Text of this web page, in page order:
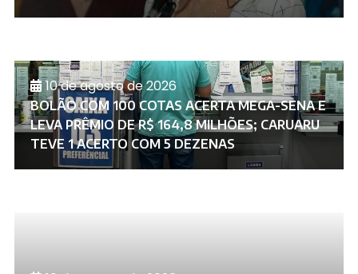
10 de agosto de 2026
BOLÃO COM 100 COTAS ACERTA MEGA-SENA E
LEVA PRÊMIO DE R$ 164,8 MILHÕES; CARUARU
TEVE 1 ACERTO COM 5 DEZENAS